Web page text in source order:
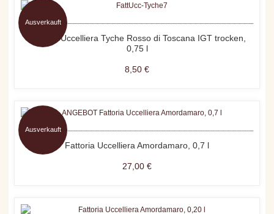
Ausverkauft
Fattoria Uccelliera Tyche Rosso di Toscana IGT trocken,
0,75 l
8,50 €
Ausverkauft
Fattoria Uccelliera Amordamaro, 0,7 l
27,00 €